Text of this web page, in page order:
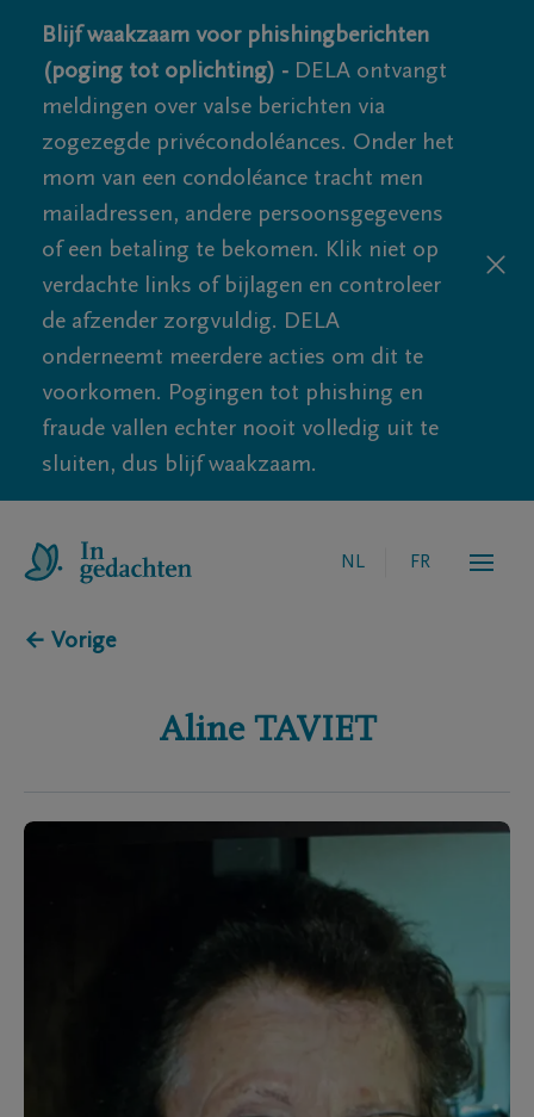
Blijf waakzaam voor phishingberichten
(poging tot oplichting) - DELA ontvangt
meldingen over valse berichten via
zogezegde privécondoléances. Onder het
mom van een condoléance tracht men
mailadressen, andere persoonsgegevens
of een betaling te bekomen. Klik niet op
verdachte links of bijlagen en controleer
de afzender zorgvuldig. DELA
onderneemt meerdere acties om dit te
voorkomen. Pogingen tot phishing en
fraude vallen echter nooit volledig uit te
sluiten, dus blijf waakzaam.
NL FR
← Vorige
Aline TAVIET